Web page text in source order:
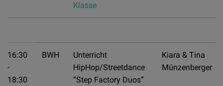
Klasse
16:30
-
18:30
BWH
Unterricht
HipHop/Streetdance
“Step Factory Duos”
Kiara & Tina
Münzenberger